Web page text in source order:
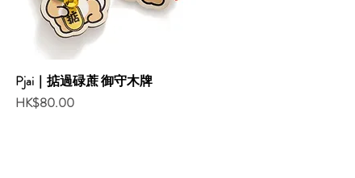
Pjai｜掂過碌蔗 御守木牌
Price
HK$80.00